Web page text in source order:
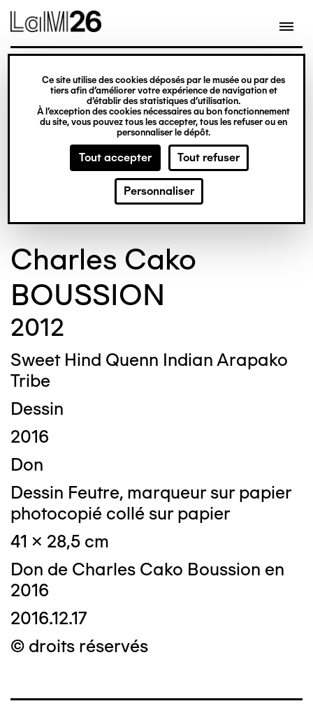
Gestion des cookies
Ce site utilise des cookies déposés par le musée ou par des
tiers afin d’améliorer votre expérience de navigation et
d’établir des statistiques d’utilisation.
À l’exception des cookies nécessaires au bon fonctionnement
du site, vous pouvez tous les accepter, tous les refuser ou en
personnaliser le dépôt.
Tout accepter Tout refuser
Personnaliser
contenu
© Crédit photo : Nicolas Dewitte/LaM Lille
métropole musée d’art moderne d’art
contemporain et d’art brut
Charles Cako
BOUSSION
2012
Sweet Hind Quenn Indian Arapako
Tribe
Dessin
2016
Don
Dessin Feutre, marqueur sur papier
photocopié collé sur papier
41 x 28,5 cm
Don de Charles Cako Boussion en
2016
2016.12.17
© droits réservés